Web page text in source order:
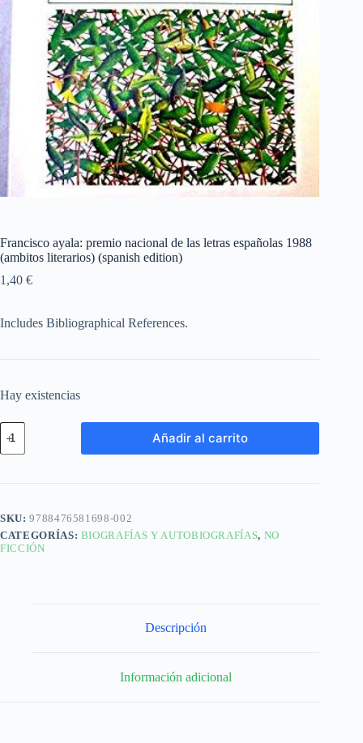
Francisco ayala: premio nacional de las letras españolas 1988
(ambitos literarios) (spanish edition)
1,40 €
Includes Bibliographical References.
Hay existencias
Añadir al carrito
SKU:9788476581698-002
CATEGORÍAS: BIOGRAFÍAS Y AUTOBIOGRAFÍAS, NO
FICCIÓN
Descripción
Información adicional